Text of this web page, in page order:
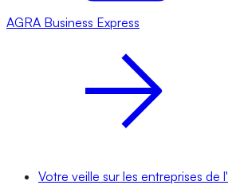
AGRA Business Express
Votre veille sur les entreprises de